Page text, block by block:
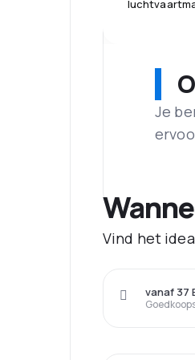
Je
Vind het
vanaf 37